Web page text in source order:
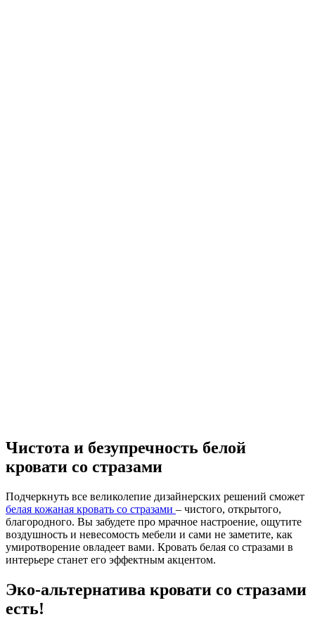
Чистота и безупречность белой
кровати со стразами
Подчеркнуть все великолепие дизайнерских решений сможет
белая кожаная кровать со стразами – чистого, открытого,
благородного. Вы забудете про мрачное настроение, ощутите
воздушность и невесомость мебели и сами не заметите, как
умиротворение овладеет вами. Кровать белая со стразами в
интерьере станет его эффектным акцентом.
Эко-альтернатива кровати со стразами
есть!